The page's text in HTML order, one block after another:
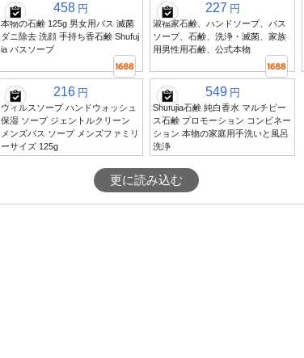
458 円
本物の石鹸 125g 男女用バス 滅菌
ダニ除去 洗顔 手持ち香石鹸 Shufuj
ia バスソープ
227 円
淑福家石鹸、ハンドソープ、バス
ソープ、石鹸、洗浄・滅菌、家族
用男性用石鹸、公式本物
216 円
ウィルスソープ ハンドウォッシュ
保湿 ソープ ジェントルクリーン
メンズバス ソープ メンズファミリ
ーサイズ 125g
549 円
Shufujia石鹸 純白香水 マルチピー
ス石鹸 プロモーション コンビネー
ション 本物の家庭用手洗いと風呂
洗浄
更に読み込む